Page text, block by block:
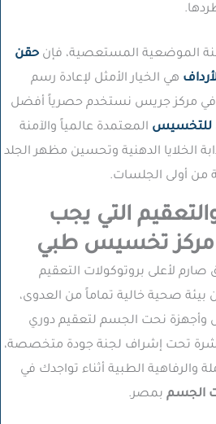
الموضعية المستعصية، فإن حقن
هي الخيار الأمثل لإعادة رسم
مركز جريس نستخدم حصرياً أفضل
للتخسيس المعتمدة عالمياً والآمنة
الخلايا الدهنية وتحسين مظهر الجلد
من أولى الجلسات.
التي يجب
مركز تخسيس طبي
لأعلى بروتوكولات التعقيم
بيئة صحية خالية تماماً من العدوى،
نحت الجسم لتعقيم دوري
تحت إشراف لجنة جودة متخصصة،
والرفاهية الطبية أثناء تواجدك في
الجسم بمصر.